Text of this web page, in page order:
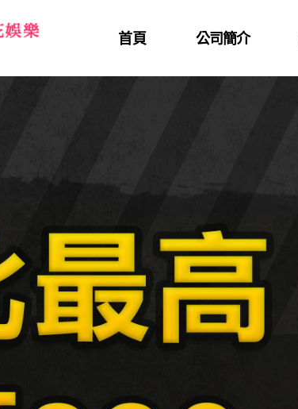
首頁 公司簡介